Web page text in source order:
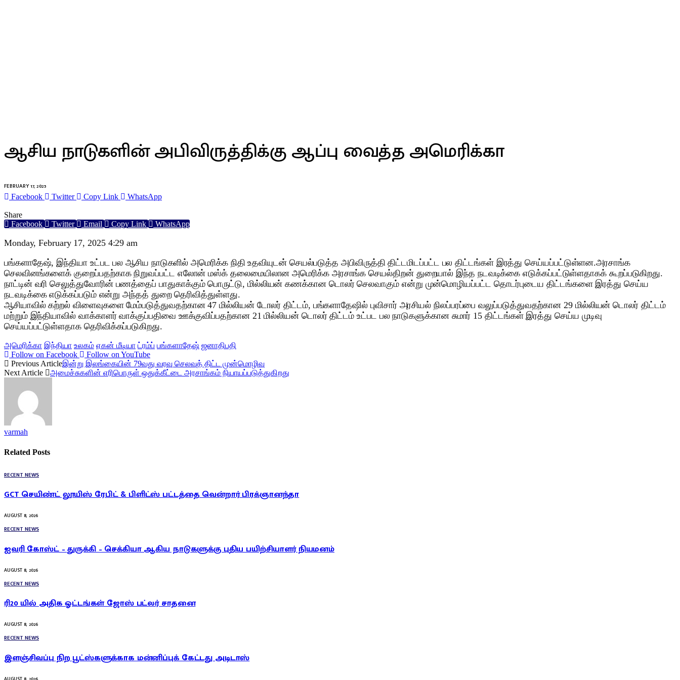
ஆசிய நாடுகளின் அபிவிருத்திக்கு ஆப்பு வைத்த அமெரிக்கா
FEBRUARY 17, 2025
Facebook Twitter Copy Link WhatsApp
Share
Facebook
Twitter Email Copy Link WhatsApp
Monday, February 17, 2025 4:29 am
பங்களாதேஷ், இந்தியா உட்பட பல ஆசிய நாடுகளில் அமெரிக்க நிதி உதவியுடன் செயல்படுத்த அபிவிருத்தி திட்டமிடப்பட்ட பல திட்டங்கள் இரத்து செய்யப்பட்டுள்ளன.அரசாங்க
செலவினங்களைக் குறைப்பதற்காக நிறுவப்பட்ட எலோன் மஸ்க் தலைமையிலான அமெரிக்க அரசாங்க செயல்திறன் துறையால் இந்த நடவடிக்கை எடுக்கப்பட்டுள்ளதாகக் கூறப்படுகிறது.
நாட்டின் வரி செலுத்துவோரின் பணத்தைப் பாதுகாக்கும் பொருட்டு, மில்லியன் கணக்கான டொலர் செலவாகும் என்று முன்மொழியப்பட்ட தொடர்புடைய திட்டங்களை இரத்து செய்ய
நடவடிக்கை எடுக்கப்படும் என்று அந்தத் துறை தெரிவித்துள்ளது.
ஆசியாவில் கற்றல் விளைவுகளை மேம்படுத்துவதற்கான 47 மில்லியன் டோலர் திட்டம், பங்களாதேஷில் புவிசார் அரசியல் நிலப்பரப்பை வலுப்படுத்துவதற்கான 29 மில்லியன் டொலர் திட்டம்
மற்றும் இந்தியாவில் வாக்காளர் வாக்குப்பதிவை ஊக்குவிப்பதற்கான 21 மில்லியன் டொலர் திட்டம் உட்பட பல நாடுகளுக்கான சுமார் 15 திட்டங்கள் இரத்து செய்ய முடிவு
செய்யப்பட்டுள்ளதாக தெரிவிக்கப்படுகிறது.
அமெரிக்கா இந்தியா உலகம் ஏகன் மீடியா ட்ரம்ப் பங்களாதேஷ் ஜனாதிபதி
Follow on Facebook
Follow on YouTube
Previous Articleஇன்று இலங்கையின் 79வது வரவு செலவுத் திட்ட முன்மொழிவு
Next Article
அமைச்சுகளின் எரிபொருள் ஒதுக்கீட்டை அரசாங்கம் நியாயப்படுத்துகிறது
varmah
Related Posts
RECENT NEWS
GCT செயிண்ட் லூயிஸ் ரேபிட் & பிளிட்ஸ் பட்டத்தை வென்றார் பிரக்ஞானந்தா
AUGUST 8, 2026
RECENT NEWS
ஐவரி கோஸ்ட் – துருக்கி – செக்கியா ஆகிய நாடுகளுக்கு புதிய பயிற்சியாளர் நியமனம்
AUGUST 8, 2026
RECENT NEWS
ரி20 யில் அதிக ஓட்டங்கள் ஜோஸ் பட்லர் சாதனை
AUGUST 8, 2026
RECENT NEWS
இளஞ்சிவப்பு நிற பூட்ஸ்களுக்காக மன்னிப்புக் கேட்டது அடிடாஸ்